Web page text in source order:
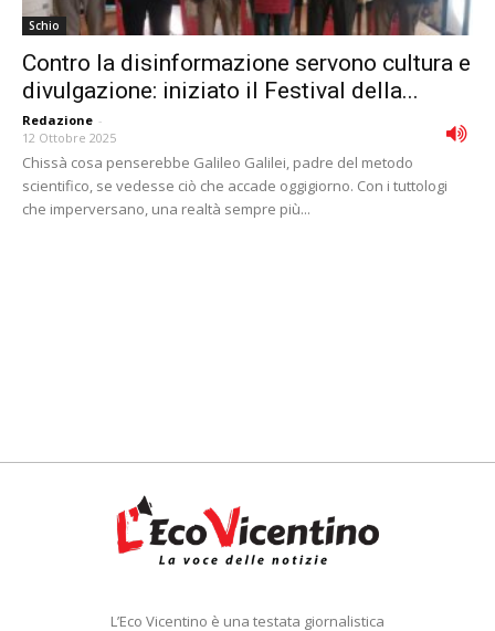
Schio
Contro la disinformazione servono cultura e
divulgazione: iniziato il Festival della...
Redazione -
12 Ottobre 2025
Chissà cosa penserebbe Galileo Galilei, padre del metodo
scientifico, se vedesse ciò che accade oggigiorno. Con i tuttologi
che imperversano, una realtà sempre più...
L’Eco Vicentino è una testata giornalistica